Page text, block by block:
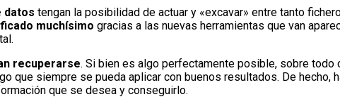
datos tengan la posibilidad de actuar y «excavar» entre tanto
muchísimo gracias a las nuevas herramientas que van
recuperarse. Si bien es algo perfectamente posible, sobre
que siempre se pueda aplicar con buenos resultados. De
que se desea y conseguirlo.